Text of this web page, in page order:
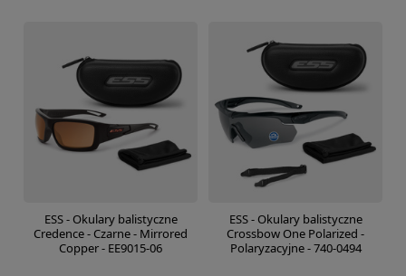
ESS - Okulary balistyczne
Credence - Czarne - Mirrored
Copper - EE9015-06
ESS - Okulary balistyczne
Crossbow One Polarized -
Polaryzacyjne - 740-0494